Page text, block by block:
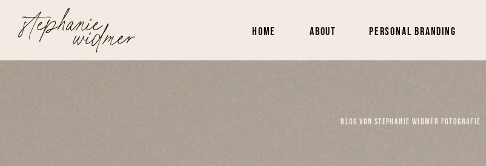
Personal Branding
About
Home
BLOG VON STEPHANIE WIDMER FOTOGRAFIE